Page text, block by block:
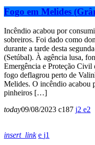
Fogo em Melides
Incêndio acabou por
sobreiros. Foi dado como
durante a tarde desta
(Setúbal). À agência lusa,
Emergência e Proteção
fogo deflagrou perto de
Melides. O incêndio acabou
pinheiros […]
today09/08/2023 187 2 2
insert_link
1